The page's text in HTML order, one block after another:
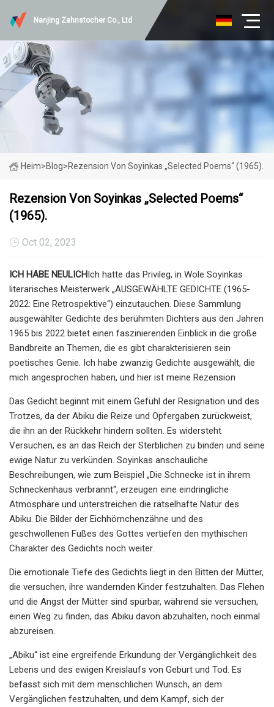
Nanjing Zahnstocher Co., Ltd
Heim>Blog>Rezension Von Soyinkas „Selected Poems“ (1965).
Rezension Von Soyinkas „Selected Poems“
(1965).
Oct 02, 2023
ICH HABE NEULICHIch hatte das Privileg, in Wole Soyinkas
literarisches Meisterwerk „AUSGEWÄHLTE GEDICHTE (1965-
2022: Eine Retrospektive“) einzutauchen. Diese Sammlung
ausgewählter Gedichte des berühmten Dichters aus den Jahren
1965 bis 2022 bietet einen faszinierenden Einblick in die große
Bandbreite an Themen, die es gibt charakterisieren sein
poetisches Genie. Ich habe zwanzig Gedichte ausgewählt, die
mich angesprochen haben, und hier ist meine Rezension
Das Gedicht beginnt mit einem Gefühl der Resignation und des
Trotzes, da der Abiku die Reize und Opfergaben zurückweist,
die ihn an der Rückkehr hindern sollten. Es widersteht
Versuchen, es an das Reich der Sterblichen zu binden und seine
ewige Natur zu verkünden. Soyinkas anschauliche
Beschreibungen, wie zum Beispiel „Die Schnecke ist in ihrem
Schneckenhaus verbrannt“, erzeugen eine eindringliche
Atmosphäre und unterstreichen die rätselhafte Natur des
Abiku. Die Bilder der Eichhörnchenzähne und des
geschwollenen Fußes des Gottes vertiefen den mythischen
Charakter des Gedichts noch weiter.
Die emotionale Tiefe des Gedichts liegt in den Bitten der Mütter,
die versuchen, ihre wandernden Kinder festzuhalten. Das Flehen
und die Angst der Mütter sind spürbar, während sie versuchen,
einen Weg zu finden, das Abiku davon abzuhalten, noch einmal
abzureisen.
„Abiku“ ist eine ergreifende Erkundung der Vergänglichkeit des
Lebens und des ewigen Kreislaufs von Geburt und Tod. Es
befasst sich mit dem menschlichen Wunsch, an dem
Vergänglichen festzuhalten, und dem Kampf, sich der